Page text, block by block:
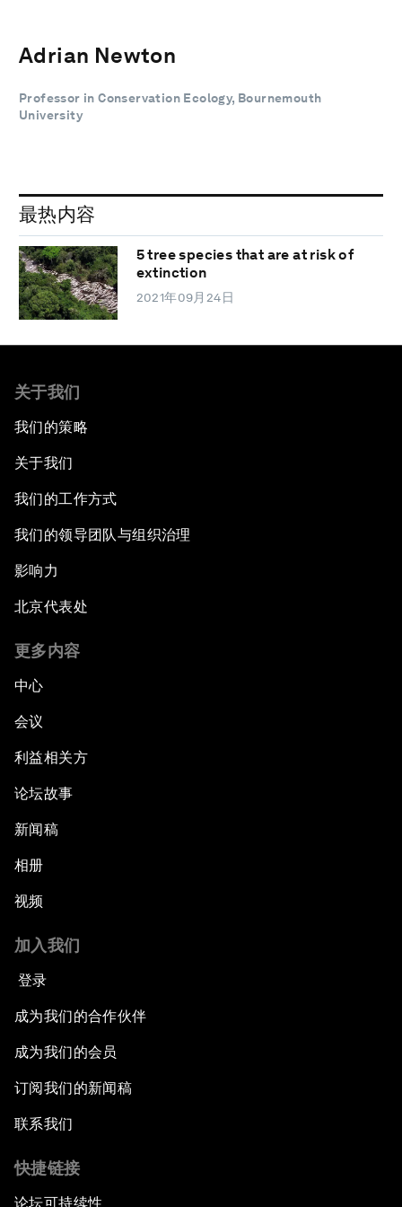
Adrian Newton
Professor in Conservation Ecology, Bournemouth
University
最热内容
5 tree species that are at risk of
extinction
2021年09月24日
关于我们
我们的策略
关于我们
我们的工作方式
我们的领导团队与组织治理
影响力
北京代表处
更多内容
中心
会议
利益相关方
论坛故事
新闻稿
相册
视频
加入我们
登录
成为我们的合作伙伴
成为我们的会员
订阅我们的新闻稿
联系我们
快捷链接
论坛可持续性